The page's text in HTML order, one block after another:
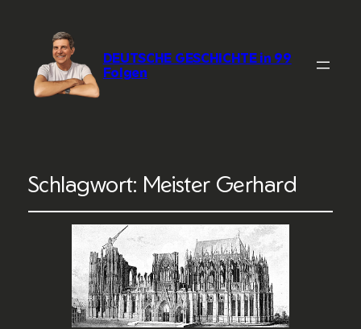
DEUTSCHE GESCHICHTE in 99
Folgen
Schlagwort: Meister Gerhard